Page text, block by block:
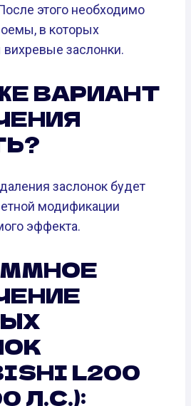
этого необходимо
в которых
заслонки.
ВАРИАНТ
заслонок будет
модификации
эффекта.
L200
Л.С.):